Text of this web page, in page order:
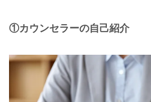
①カウンセラーの自己紹介